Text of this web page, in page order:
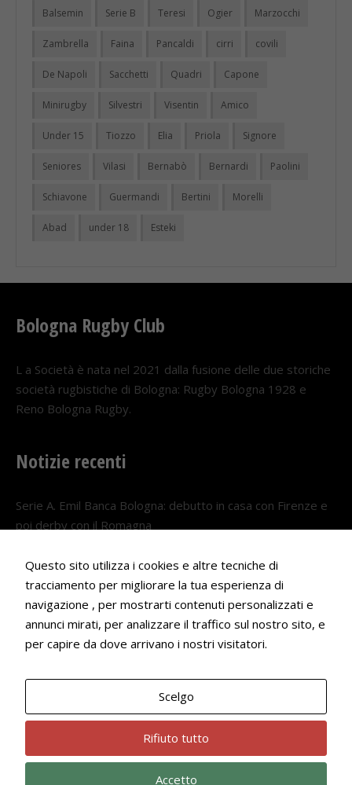
Balsemin Serie B Teresi Ogier Marzocchi
Zambrella Faina Pancaldi cirri covili
De Napoli Sacchetti Quadri Capone
Minirugby Silvestri Visentin Amico
Under 15 Tiozzo Elia Priola Signore
Seniores Vilasi Bernabò Bernardi Paolini
Schiavone Guermandi Bertini Morelli
Abad under 18 Esteki
Bologna Rugby Club
L a Società è nata nel 2021 dalla fusione delle due storiche
società rugbistiche di Bologna: Rugby Bologna 1928 e
Reno Bologna Rugby.
Notizie recenti
Serie A. Emil Banca Bologna: debutto in casa con Firenze e
poi derby con il Romagna
Serie A. Il Bologna nel girone veneto
29 LUGLIO 2026
Francesco Andrei convocato al Camp estivo della nazionale
22 LUGLIO 2026
Questo sito utilizza i cookies e altre tecniche di
tracciamento per migliorare la tua esperienza di
navigazione , per mostrarti contenuti personalizzati e
annunci mirati, per analizzare il traffico sul nostro sito, e
per capire da dove arrivano i nostri visitatori.
Scelgo
Rifiuto tutto
Accetto